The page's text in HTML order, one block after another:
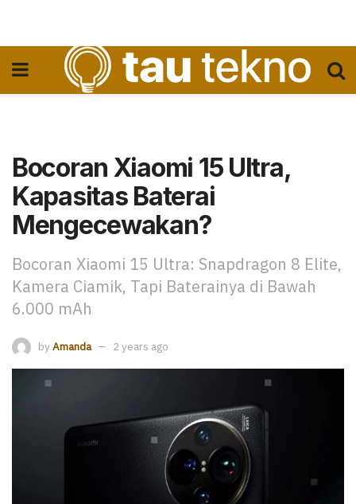
Bocoran Xiaomi 15 Ultra,
Kapasitas Baterai
Mengecewakan?
Bocoran Xiaomi 15 Ultra: Snapdragon 8 Elite,
Kamera Ciamik, Tapi Baterainya di Bawah
6.000 mAh
by Amanda 2 years ago